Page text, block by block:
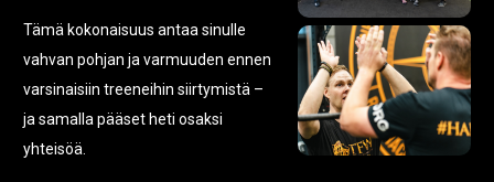
Tämä kokonaisuus antaa sinulle
vahvan pohjan ja varmuuden ennen
varsinaisiin treeneihin siirtymistä –
ja samalla pääset heti osaksi
yhteisöä.